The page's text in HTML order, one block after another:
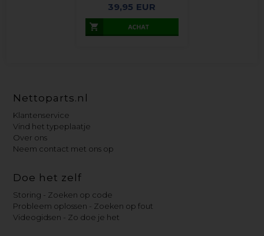
39,95 EUR
Nettoparts.nl
Klantenservice
Vind het typeplaatje
Over ons
Neem contact met ons op
Doe het zelf
Storing - Zoeken op code
Probleem oplossen - Zoeken op fout
Videogidsen - Zo doe je het